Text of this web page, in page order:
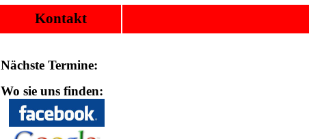
Kontakt
Nächste Termine:
Wo sie uns finden: